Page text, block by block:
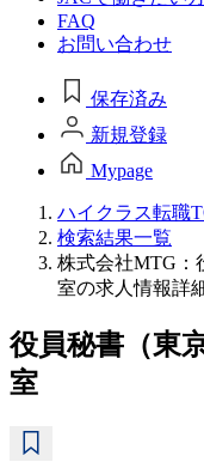
FAQ
お問い合わせ
保存済み
新規登録
Mypage
ハイクラス転職
検索結果一覧
株式会社MTG：
室の求人情報詳
役員秘書（東
室